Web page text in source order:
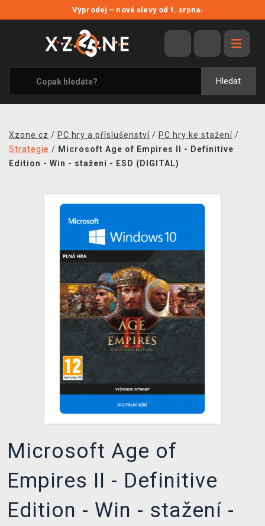
Výprodej – nové slevy od 1. srpna›
Hledat
VÝPRODEJ
VIDEOHRY
XZONE ORIGINALS
TÉMATIKY
MERCHANDISE
PRODEJNY
XZONE KLUB
TCG & BOARDGAME HUB
VÝKUP HER (BAZAR)
Xzone.cz / PC hry a příslušenství / PC hry ke stažení /
Strategie / Microsoft Age of Empires II - Definitive
Edition - Win - stažení - ESD (DIGITAL)
Microsoft Age of
Empires II - Definitive
Edition - Win - stažení -